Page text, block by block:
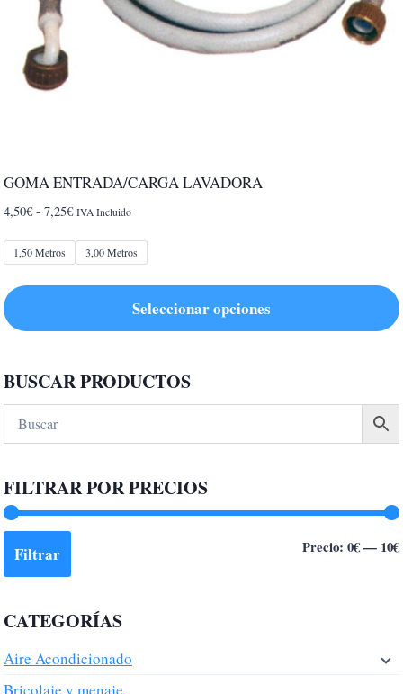
GOMA ENTRADA/CARGA LAVADORA
4,50€ - 7,25€Rango
precios:
7,25€
IVA Incluido
1,50 Metros 3,00 Metros
Seleccionar opciones
tiene
múltiples
variantes.
opciones
se
pueden
elegir
página
de
producto
BUSCAR PRODUCTOS
FILTRAR POR PRECIOS
Filtrar Precio: 0€— 10€
CATEGORÍAS
Aire Acondicionado